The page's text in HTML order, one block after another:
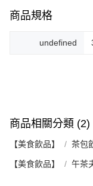
商品規格
undefined
商品相關分類 (2)
【美食飲品】 茶包
【美食飲品】 午茶